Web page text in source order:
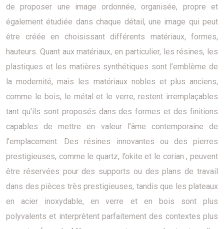
de proposer une image ordonnée, organisée, propre et
également étudiée dans chaque détail, une image qui peut
être créée en choisissant différents matériaux, formes,
hauteurs. Quant aux matériaux, en particulier, les résines, les
plastiques et les matières synthétiques sont l’emblème de
la modernité, mais les matériaux nobles et plus anciens,
comme le bois, le métal et le verre, restent irremplaçables
tant qu’ils sont proposés dans des formes et des finitions
capables de mettre en valeur l’âme contemporaine de
l’emplacement. Des résines innovantes ou des pierres
prestigieuses, comme le quartz, l’okite et le corian , peuvent
être réservées pour des supports ou des plans de travail
dans des pièces très prestigieuses, tandis que les plateaux
en acier inoxydable, en verre et en bois sont plus
polyvalents et interprètent parfaitement des contextes plus